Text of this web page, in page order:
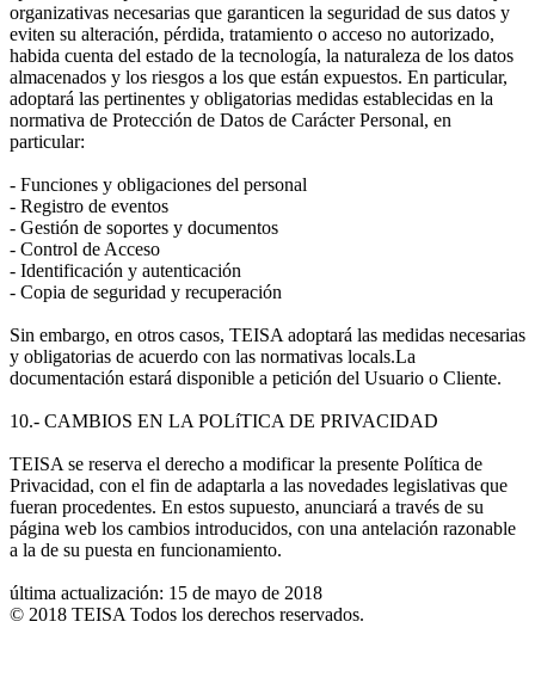
organizativas necesarias que garanticen la seguridad de sus datos y
eviten su alteración, pérdida, tratamiento o acceso no autorizado,
habida cuenta del estado de la tecnología, la naturaleza de los datos
almacenados y los riesgos a los que están expuestos. En particular,
adoptará las pertinentes y obligatorias medidas establecidas en la
normativa de Protección de Datos de Carácter Personal, en
particular:
- Funciones y obligaciones del personal
- Registro de eventos
- Gestión de soportes y documentos
- Control de Acceso
- Identificación y autenticación
- Copia de seguridad y recuperación
Sin embargo, en otros casos, TEISA adoptará las medidas necesarias
y obligatorias de acuerdo con las normativas locals.La
documentación estará disponible a petición del Usuario o Cliente.
10.- CAMBIOS EN LA POLíTICA DE PRIVACIDAD
TEISA se reserva el derecho a modificar la presente Política de
Privacidad, con el fin de adaptarla a las novedades legislativas que
fueran procedentes. En estos supuesto, anunciará a través de su
página web los cambios introducidos, con una antelación razonable
a la de su puesta en funcionamiento.
última actualización: 15 de mayo de 2018
© 2018 TEISA Todos los derechos reservados.